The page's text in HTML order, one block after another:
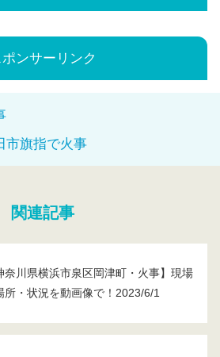
ポンサーリンク
市旗指で火事
関連記事
奈川県横浜市泉区岡津町・火事】現場
所・状況を動画像で！2023/6/1